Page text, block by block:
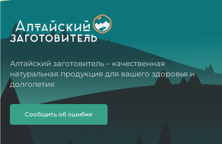
Алтайский заготовитель – качественная
натуральная продукция для вашего здоровья и
долголетия
Сообщить об ошибке